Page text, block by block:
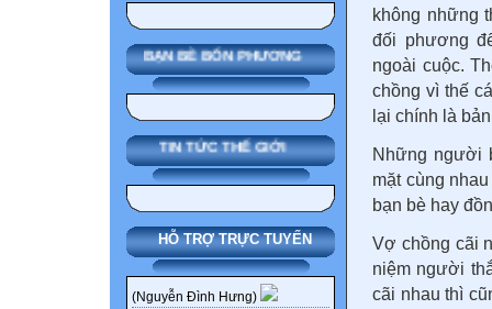
BẠN BÈ BỐN PHƯƠNG
TIN TỨC THẾ GIỚI
HỖ TRỢ TRỰC TUYẾN
(Nguyễn Đình Hưng)
không những
đối phương
ngoài cuộc.
chồng vì thế
lại chính là
Những người
mặt cùng
bạn bè hay
Vợ chồng cãi
niệm người
cãi nhau thì